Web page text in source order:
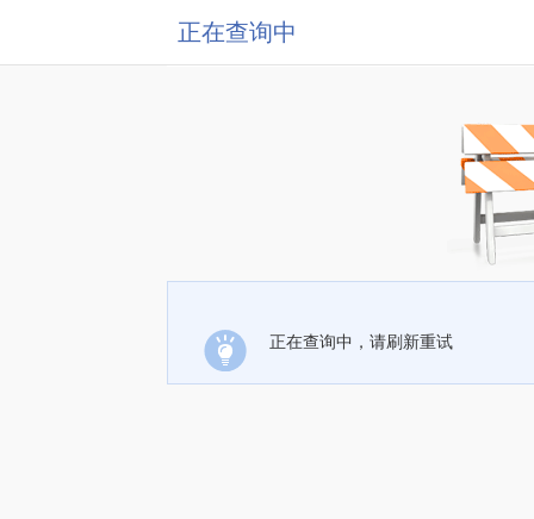
正在查询中
正在查询中，请刷新重试